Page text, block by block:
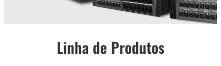
Linha de Produtos